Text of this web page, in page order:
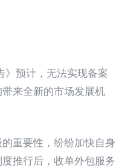
预计，无法实现备案
来全新的市场发展机
重要性，纷纷加快自身
推行后，收单外包服务